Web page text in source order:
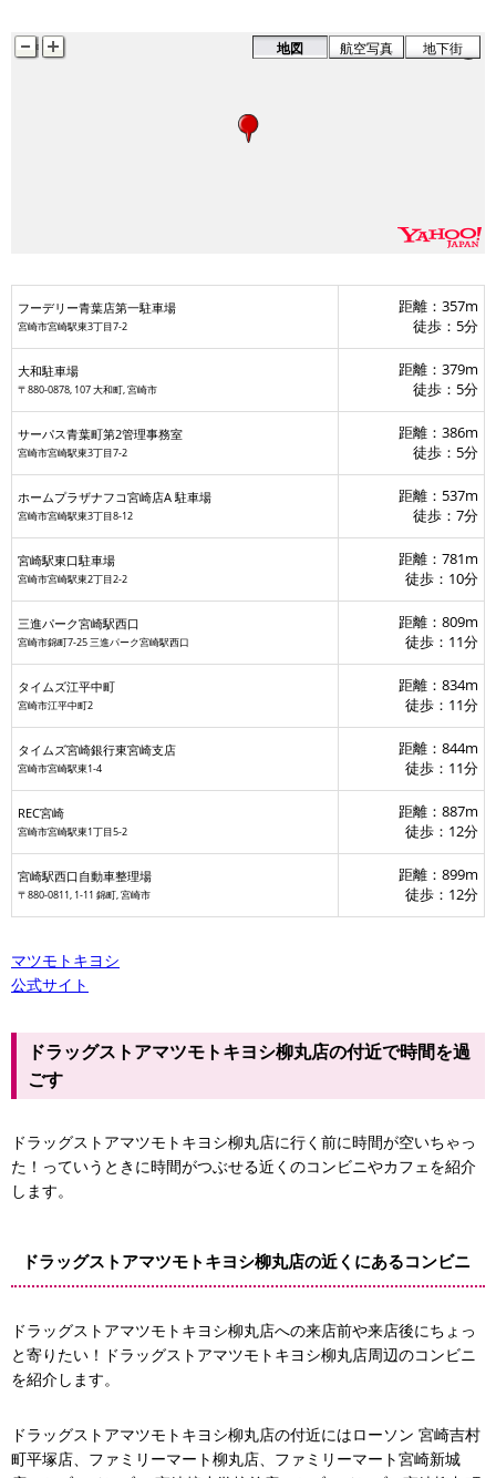
フーデリー青葉店第一駐車場
ホームプラザナフコ宮崎店A 駐車場
宮崎駅東口駐車場
ク宮崎駅西口
タイムズ宮崎銀行東宮崎支店
REC宮崎
地図 航空写真 地下街
フーデリー青葉店第一駐車場
宮崎市宮崎駅東3丁目7-2
距離：357m
徒歩：5分
大和駐車場
〒880-0878, 107 大和町, 宮崎市
距離：379m
徒歩：5分
サーパス青葉町第2管理事務室
宮崎市宮崎駅東3丁目7-2
距離：386m
徒歩：5分
ホームプラザナフコ宮崎店A 駐車場
宮崎市宮崎駅東3丁目8-12
距離：537m
徒歩：7分
宮崎駅東口駐車場
宮崎市宮崎駅東2丁目2-2
距離：781m
徒歩：10分
三進パーク宮崎駅西口
宮崎市錦町7-25 三進パーク宮崎駅西口
距離：809m
徒歩：11分
タイムズ江平中町
宮崎市江平中町2
距離：834m
徒歩：11分
タイムズ宮崎銀行東宮崎支店
宮崎市宮崎駅東1-4
距離：844m
徒歩：11分
REC宮崎
宮崎市宮崎駅東1丁目5-2
距離：887m
徒歩：12分
宮崎駅西口自動車整理場
〒880-0811, 1-11 錦町, 宮崎市
距離：899m
徒歩：12分
マツモトキヨシ
公式サイト
ドラッグストアマツモトキヨシ柳丸店の付近で時間を過
ごす
ドラッグストアマツモトキヨシ柳丸店に行く前に時間が空いちゃっ
た！っていうときに時間がつぶせる近くのコンビニやカフェを紹介
します。
ドラッグストアマツモトキヨシ柳丸店の近くにあるコンビニ
ドラッグストアマツモトキヨシ柳丸店への来店前や来店後にちょっ
と寄りたい！ドラッグストアマツモトキヨシ柳丸店周辺のコンビニ
を紹介します。
ドラッグストアマツモトキヨシ柳丸店の付近にはローソン 宮崎吉村
町平塚店、ファミリーマート柳丸店、ファミリーマート宮崎新城